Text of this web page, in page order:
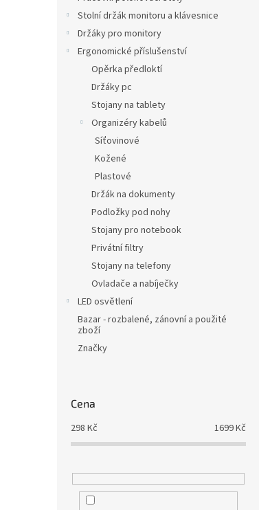
Stolní držák monitoru a klávesnice
Držáky pro monitory
Ergonomické příslušenství
Opěrka předloktí
Držáky pc
Stojany na tablety
Organizéry kabelů
Síťovinové
Kožené
Plastové
Držák na dokumenty
Podložky pod nohy
Stojany pro notebook
Privátní filtry
Stojany na telefony
Ovladače a nabíječky
LED osvětlení
Bazar - rozbalené, zánovní a použité
zboží
Značky
Cena
298 Kč 1699Kč